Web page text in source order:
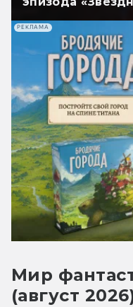
РЕКЛАМА
Мир
(август